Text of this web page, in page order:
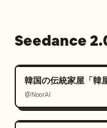
Seedance
韓国の伝統家屋「韓
@NoorAI